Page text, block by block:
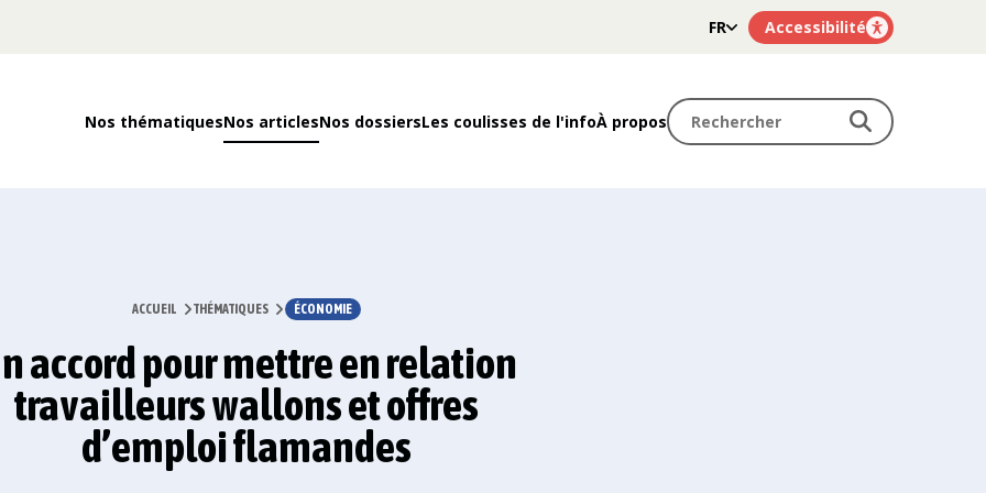
FR Accessibilité
Nos thématiquesNos articlesNos dossiersLes coulisses de l'infoÀ propos
Rechercher Rechercher
ACCUEIL THÉMATIQUES ÉCONOMIE
accord pour mettre en relation
travailleurs wallons et offres
d’emploi flamandes